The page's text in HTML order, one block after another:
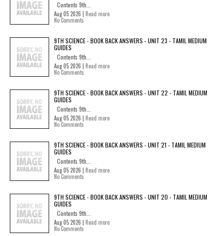
Contents 9th...
Aug 05 2026 | Read more
No Comments
9TH SCIENCE - BOOK BACK ANSWERS - UNIT 23 - TAMIL MEDIUM
GUIDES
Contents 9th...
Aug 05 2026 | Read more
No Comments
9TH SCIENCE - BOOK BACK ANSWERS - UNIT 22 - TAMIL MEDIUM
GUIDES
Contents 9th...
Aug 05 2026 | Read more
No Comments
9TH SCIENCE - BOOK BACK ANSWERS - UNIT 21 - TAMIL MEDIUM
GUIDES
Contents 9th...
Aug 05 2026 | Read more
No Comments
9TH SCIENCE - BOOK BACK ANSWERS - UNIT 20 - TAMIL MEDIUM
GUIDES
Contents 9th...
Aug 05 2026 | Read more
No Comments